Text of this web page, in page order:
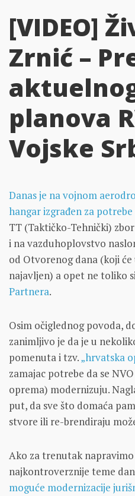
[VIDEO]
Zrnić –
planova
Vojske
Danas je na vojnom
hangar izgrađen za potrebe
TT (Taktičko-Tehnički)
i na vazduhoplovstvo
od Otvorenog dana (koji
najavljen) a opet ne toliko
Partnera.
Osim očiglednog povoda,
zanimljivo je da je u
pomenuta i tzv.„hrvatska
zamajac potrebe da se
oprema) modernizuju.
put, da sve što domaća
stvore ili re-brendiraju
Ako za trenutak
najkontroverznije teme
moguće modernizacije